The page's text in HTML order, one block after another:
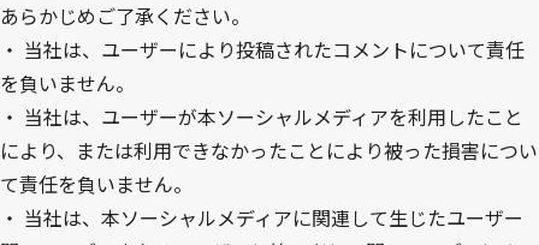
あらかじめご了承ください。
・ 当社は、ユーザーにより投稿されたコメントについて責任
を負いません。
・ 当社は、ユーザーが本ソーシャルメディアを利用したこと
により、または利用できなかったことにより被った損害につい
て責任を負いません。
・ 当社は、本ソーシャルメディアに関連して生じたユーザー